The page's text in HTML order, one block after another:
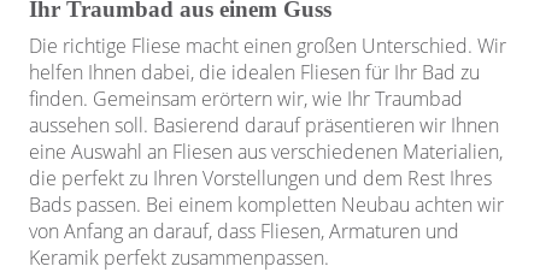
Ihr Traumbad aus einem Guss
Die richtige Fliese macht einen großen Unterschied. Wir
helfen Ihnen dabei, die idealen Fliesen für Ihr Bad zu
finden. Gemeinsam erörtern wir, wie Ihr Traumbad
aussehen soll. Basierend darauf präsentieren wir Ihnen
eine Auswahl an Fliesen aus verschiedenen Materialien,
die perfekt zu Ihren Vorstellungen und dem Rest Ihres
Bads passen. Bei einem kompletten Neubau achten wir
von Anfang an darauf, dass Fliesen, Armaturen und
Keramik perfekt zusammenpassen.